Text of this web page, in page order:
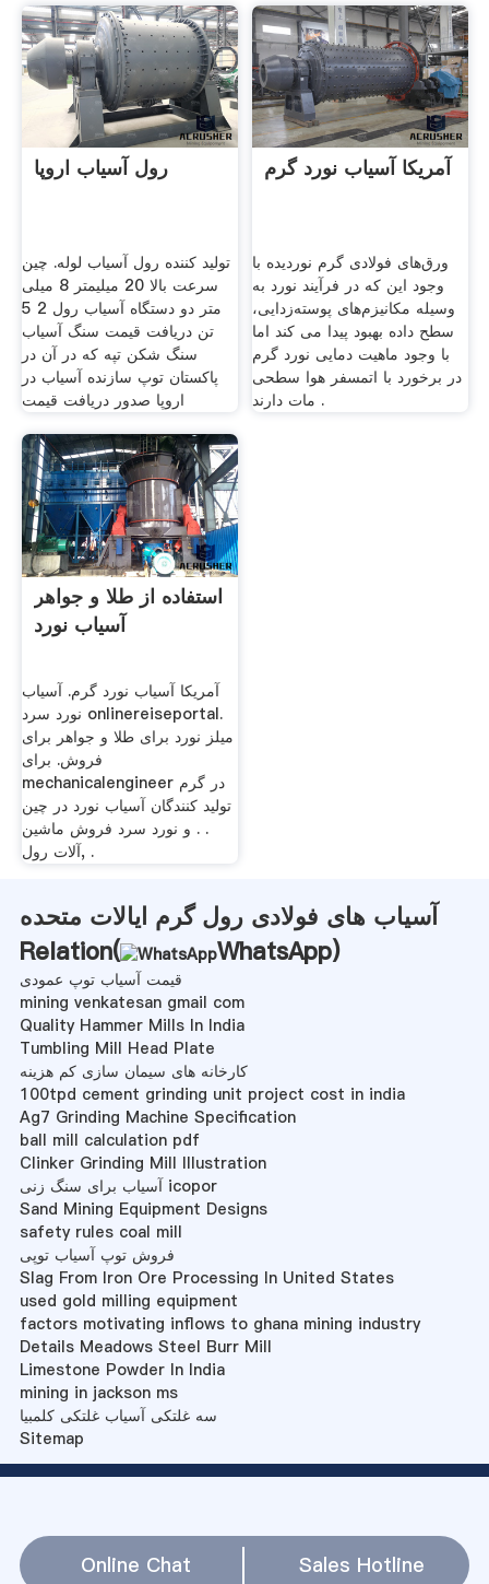
رول آسیاب اروپا
تولید کننده رول آسیاب لوله. چین
سرعت بالا 20 میلیمتر 8 میلی
متر دو دستگاه آسیاب رول 2 5
تن دریافت قیمت سنگ آسیاب
سنگ شکن تپه که در آن در
پاکستان توپ سازنده آسیاب در
اروپا صدور دریافت قیمت
آمریکا آسیاب نورد گرم
ورق‌های فولادی گرم نوردیده با
وجود این که در فرآیند نورد به
وسیله مکانیزم‌های پوسته‌زدایی،
سطح داده بهبود پیدا می کند اما
با وجود ماهیت دمایی نورد گرم
در برخورد با اتمسفر هوا سطحی
مات دارند .
استفاده از طلا و جواهر
آسیاب نورد
آمریکا آسیاب نورد گرم. آسیاب
نورد سرد onlinereiseportal.
میلز نورد برای طلا و جواهر برای
فروش. برای
mechanicalengineer در گرم
تولید کنندگان آسیاب نورد در چین
. . و نورد سرد فروش ماشین
آلات رول, .
آسیاب های فولادی رول گرم ایالات متحده
Relation(
WhatsApp)
قیمت آسیاب توپ عمودی
mining venkatesan gmail com
Quality Hammer Mills In India
Tumbling Mill Head Plate
کارخانه های سیمان سازی کم هزینه
100tpd cement grinding unit project cost in india
Ag7 Grinding Machine Specification
ball mill calculation pdf
Clinker Grinding Mill Illustration
آسیاب برای سنگ زنی icopor
Sand Mining Equipment Designs
safety rules coal mill
فروش توپ آسیاب توپی
Slag From Iron Ore Processing In United States
used gold milling equipment
factors motivating inflows to ghana mining industry
Details Meadows Steel Burr Mill
Limestone Powder In India
mining in jackson ms
سه غلتکی آسیاب غلتکی کلمبیا
Sitemap
Online Chat Sales Hotline